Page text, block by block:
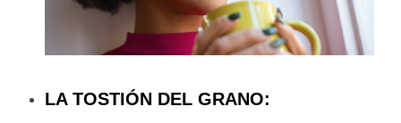
LA TOSTIÓN DEL GRANO: